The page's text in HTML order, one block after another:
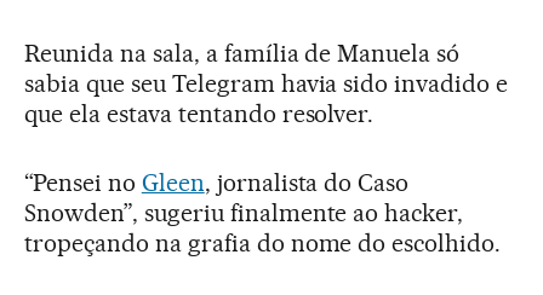
Reunida na sala, a família de Manuela só
sabia que seu Telegram havia sido invadido e
que ela estava tentando resolver.
“Pensei no Gleen, jornalista do Caso
Snowden”, sugeriu finalmente ao hacker,
tropeçando na grafia do nome do escolhido.